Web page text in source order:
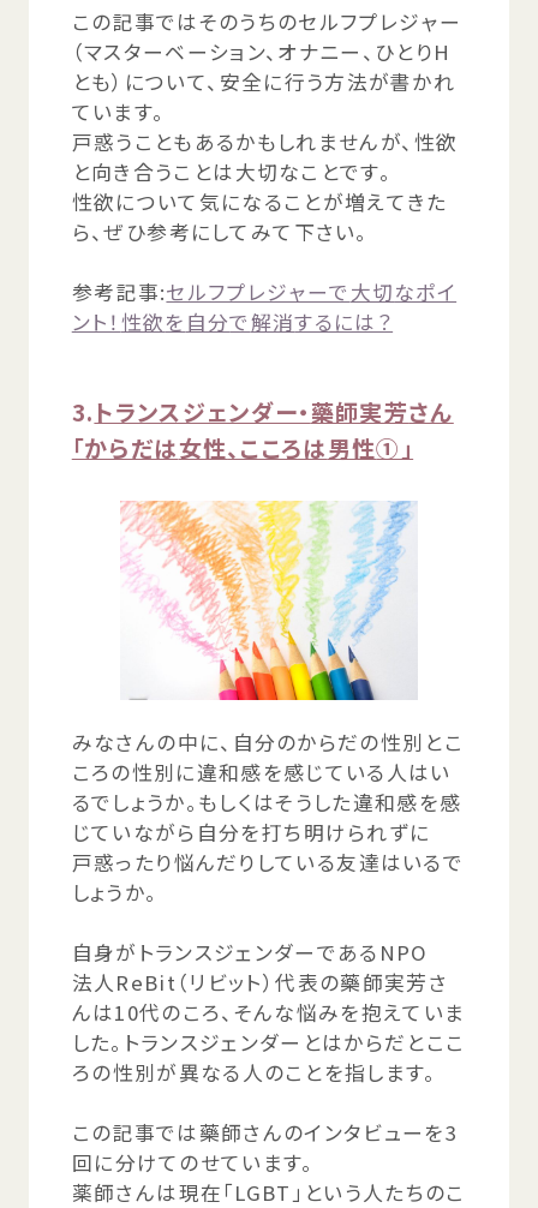
この記事ではそのうちのセルフプレジャー
（マスターベーション、オナニー、ひとりH
とも）について、 安全に行う方法が書かれ
ています。
戸惑うこともあるかもしれませんが、 性欲
と向き 合うことは大切なことです。
性欲について 気になることが増えてきた
ら、ぜひ参考にしてみて 下さい。
参考記事:セルフプレジャーで 大切なポイ
ント！ 性欲を 自分で解消するには？
3.トランスジェンダー・藥師実芳さん
「からだは女性、こころは男性①」
みなさんの中に、 自分のからだの性別 とこ
ころの性別に違和感を感じている 人 はい
るでしょうか。もしくはそうした違和感を感
じていながら 自分を打ち明けられずに
戸惑ったり悩んだりしている友達はいるで
しょうか。
自身がトランスジェンダーであるNPO
法人 ReBit（リビット）代表の藥師実芳さ
んは10代のころ、そんな悩みを抱えていま
した。トランスジェンダーとはからだとここ
ろの性別が異なる 人 のことを指 します。
この記事では藥師さんのインタビューを3
回に分けてのせています。
薬師さんは現在 「LGBT」という 人 たちのこ